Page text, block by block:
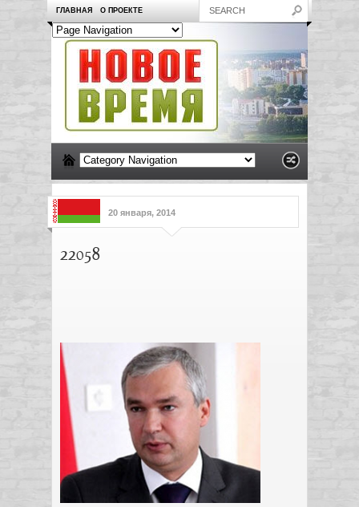
ГЛАВНАЯ О ПРОЕКТЕ
20 января, 2014
22058